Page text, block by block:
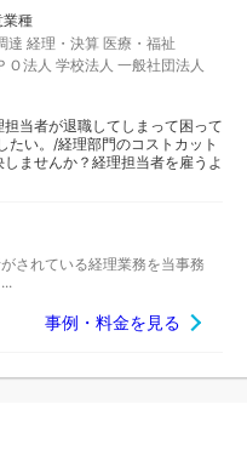
業種
達 経理・決算 医療・福祉
Ｏ法人 学校法人 一般社団法人
当者が退職してしまって困って
たい。/経理部門のコストカット
ませんか？経理担当者を雇うよ
されている経理業務を当事務
事例・料金を見る